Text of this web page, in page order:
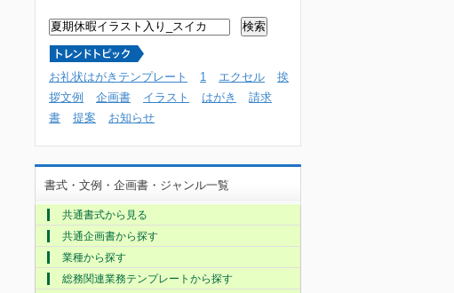
お礼状はがきテンプレート 1 エクセル
挨
拶文例
企画書 イラスト はがき
請求
書
提案 お知らせ
書式・文例・企画書・ジャンル一覧
共通書式から見る
共通企画書から探す
業種から探す
総務関連業務テンプレートから探す